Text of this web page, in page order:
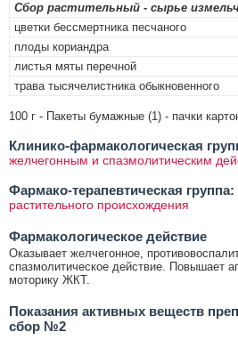
Сбор растительный - сырье
цветки бессмертника песчаного
плоды кориандра
листья мяты перечной
трава тысячелистника обыкновенного
100 г - Пакеты бумажные (1) - пачки
Клинико-фармакологическая
желчегонным и спазмолитическим
Фармако-терапевтическая группа:
растительного происхождения
Фармакологическое действие
Оказывает желчегонное,
спазмолитическое действие. Повышает
моторику ЖКТ.
Показания активных веществ
сбор №2